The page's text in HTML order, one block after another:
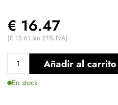
€ 16.47
(€ 13.61 sin 21% IVA)
Añadir al carrito
En stock